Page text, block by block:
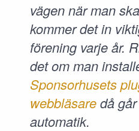
vägen när man
kommer det in
förening varje år.
det om man
Sponsorhusets
webbläsaredå
automatik.